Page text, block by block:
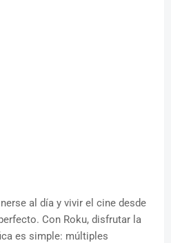
al día y vivir el cine desde
Con Roku, disfrutar la
es simple: múltiples